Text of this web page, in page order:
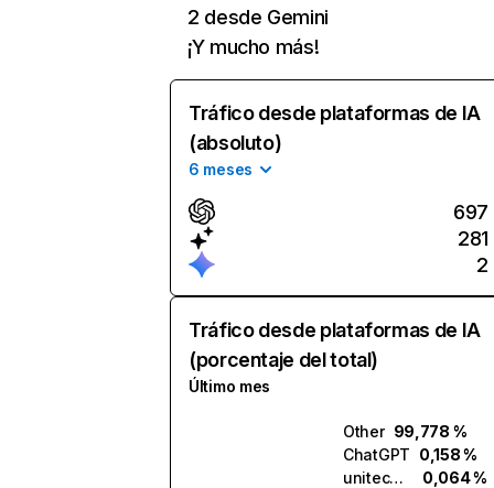
2 desde Gemini
¡Y mucho más!
Tráfico desde plataformas de IA
(absoluto)
6 meses
697
281
2
Tráfico desde plataformas de IA
(porcentaje del total)
Último mes
Other 99,778 %
ChatGPT 0,158 %
unitecare.ai
0,064 %